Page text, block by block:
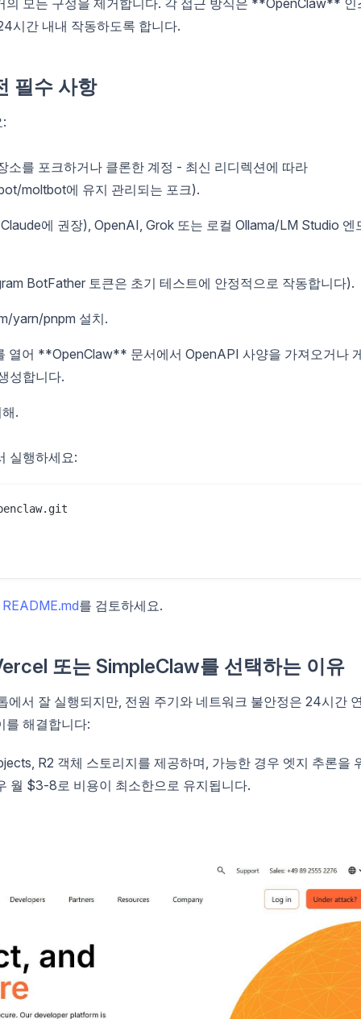
시간 내내 작동하도록 합니다.
필수 사항
를 포크하거나 클론한 계정 - 최신 리디렉션에 따라
moltbot에 유지 관리되는 포크).
에 권장), OpenAI, Grok 또는 로컬 Ollama/LM Studio 엔
BotFather 토큰은 초기 테스트에 안정적으로 작동합니다).
yarn/pnpm 설치.
열어 **OpenClaw** 문서에서 OpenAPI 사양을 가져오거나
성합니다.
.
실행하세요:
README.md를 검토하세요.
또는 SimpleClaw를 선택하는 이유
서 잘 실행되지만, 전원 주기와 네트워크 불안정은 24시간
를 해결합니다:
R2 객체 스토리지를 제공하며, 가능한 경우 엣지 추론을
월 $3-8로 비용이 최소한으로 유지됩니다.